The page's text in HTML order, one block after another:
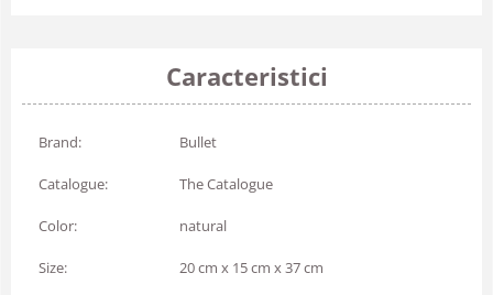
Caracteristici
Brand: Bullet
Catalogue: The Catalogue
Color: natural
Size: 20 cm x 15 cm x 37 cm